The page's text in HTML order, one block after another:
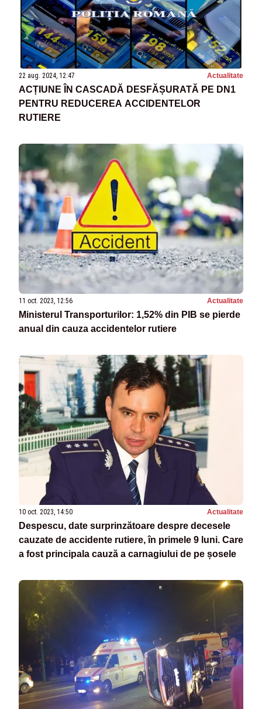
22 aug. 2024, 12:47 Actualitate
ACȚIUNE ÎN CASCADĂ DESFĂȘURATĂ PE DN1
PENTRU REDUCEREA ACCIDENTELOR
RUTIERE
11 oct. 2023, 12:56 Actualitate
Ministerul Transporturilor: 1,52% din PIB se pierde
anual din cauza accidentelor rutiere
10 oct. 2023, 14:50 Actualitate
Despescu, date surprinzătoare despre decesele
cauzate de accidente rutiere, în primele 9 luni. Care
a fost principala cauză a carnagiului de pe șosele